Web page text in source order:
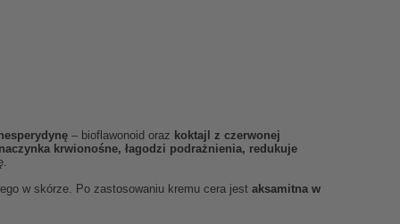
– bioflawonoid oraz koktajl z czerwonej
krwionośne, łagodzi podrażnienia, redukuje
w skórze. Po zastosowaniu kremu cera jest aksamitna w